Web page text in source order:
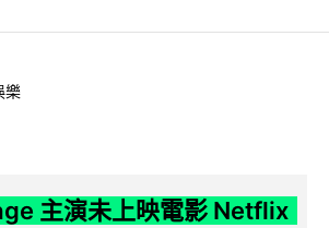
樂
主演未上映電影 Netflix